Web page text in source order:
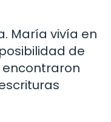
María vivía en
de
encontraron